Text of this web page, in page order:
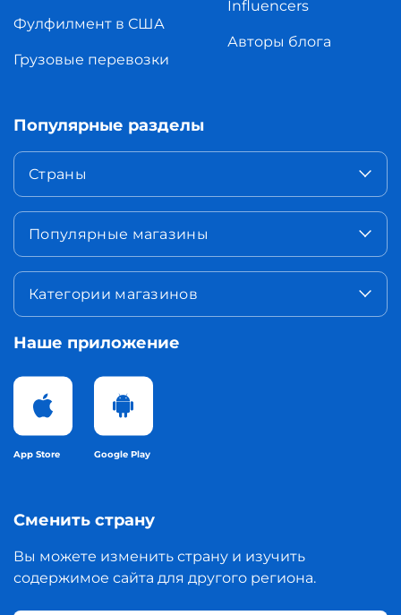
Фулфилмент в США
Грузовые перевозки
Influencers
Авторы блога
Популярные разделы
Страны
Популярные магазины
Категории магазинов
Наше приложение
App Store Google Play
Сменить страну
Вы можете изменить страну и изучить
содержимое сайта для другого региона.